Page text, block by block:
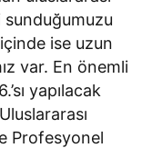
sunduğumuzu
ise uzun
var. En önemli
yapılacak
Profesyonel